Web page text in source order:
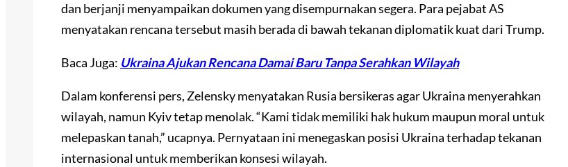
dan berjanji menyampaikan dokumen yang disempurnakan segera. Para pejabat AS
menyatakan rencana tersebut masih berada di bawah tekanan diplomatik kuat dari Trump.
Baca Juga: Ukraina Ajukan Rencana Damai Baru Tanpa Serahkan Wilayah
Dalam konferensi pers, Zelensky menyatakan Rusia bersikeras agar Ukraina menyerahkan
wilayah, namun Kyiv tetap menolak. “Kami tidak memiliki hak hukum maupun moral untuk
melepaskan tanah,” ucapnya. Pernyataan ini menegaskan posisi Ukraina terhadap tekanan
internasional untuk memberikan konsesi wilayah.